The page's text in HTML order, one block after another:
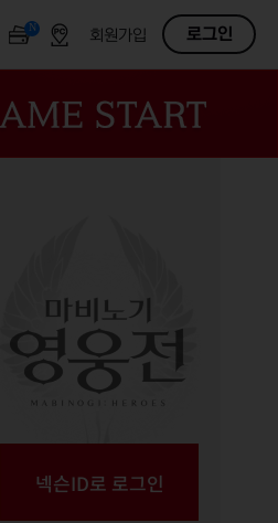
N OFF회원가입 로그인
넥슨ID로 로그인